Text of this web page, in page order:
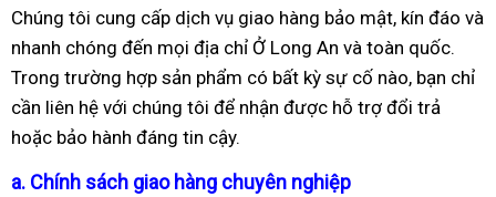
Chúng tôi cung cấp dịch vụ giao hàng bảo mật, kín đáo và
nhanh chóng đến mọi địa chỉ Ở Long An và toàn quốc.
Trong trường hợp sản phẩm có bất kỳ sự cố nào, bạn chỉ
cần liên hệ với chúng tôi để nhận được hỗ trợ đổi trả
hoặc bảo hành đáng tin cậy.
a. Chính sách giao hàng chuyên nghiệp